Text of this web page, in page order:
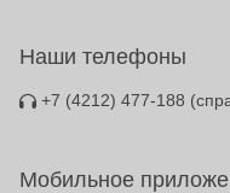
Наши телефоны
+7 (4212) 477-188
Мобильное